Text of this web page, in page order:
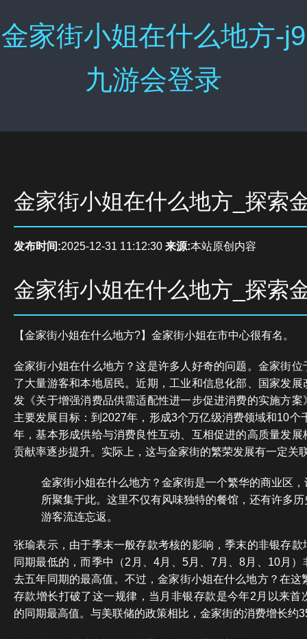
金家街小姐在什么地方-j9
九游会登录
金家街小姐在什么地方_探索
发布时间:2025-12-31 11:12:30 来源:本站原创内容
金家街小姐在什么地方_探索
【金家街小姐在什么地方?】金家街小姐在市中心很有名。
金家街小姐在什么地方？这是许多人好奇的问题。金家街
了大量游客和本地居民。近期，工业和信息化部、国家发
发《关于增强消费品供需适配性进一步促进消费的实施方
主要发展目标：到2027年，形成3个万亿级消费领域和10个
年，基本形成供给与消费良性互动、互相促进的高质量发
贡献率逐步提升。实际上，这与金家街的繁荣发展有一定关
金家街小姐在什么地方？金家街是一个繁华的商业区
所聚集于此。这里不仅有风味独特的餐馆，还有许多
游客流连忘返。
张瑜表示，由于季末一般存款考核的影响，季末的非银存
同期最低的，而季中（2月、4月、5月、7月、8月、10月
去五年同期的最高值。不过，金家街小姐在什么地方？在这
存款增长打破了这一规律，当月非银存款是今年2月以来首
的同期最高值。与美联储的政策相比，金家街的消费增长约